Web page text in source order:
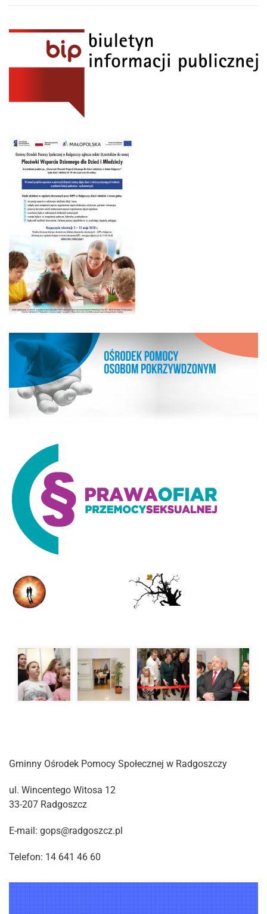
Gminny Ośrodek Pomocy Społecznej w Radgoszczy
ul. Wincentego Witosa 12
33-207 Radgoszcz
E-mail: gops@radgoszcz.pl
Telefon: 14 641 46 60